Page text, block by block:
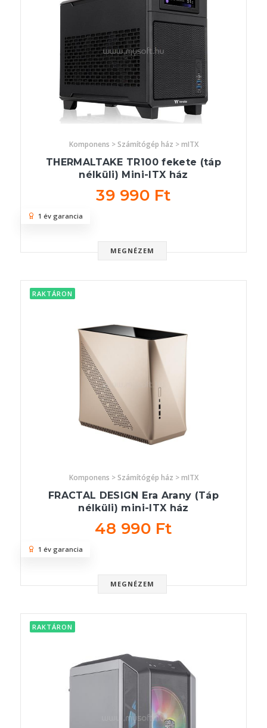
Komponens > Számítógép ház > mITX
THERMALTAKE TR100 fekete (táp
nélküli) Mini-ITX ház
39 990 Ft
MEGNÉZEM
1 év garancia
RAKTÁRON
Komponens > Számítógép ház > mITX
FRACTAL DESIGN Era Arany (Táp
nélküli) mini-ITX ház
48 990 Ft
MEGNÉZEM
1 év garancia
RAKTÁRON